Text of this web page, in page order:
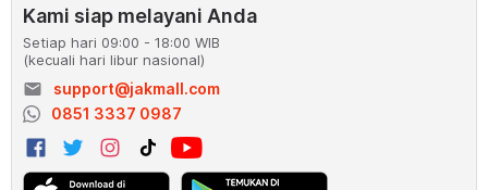
Kami siap melayani Anda
Setiap hari 09:00 - 18:00 WIB
(kecuali hari libur nasional)
email
support@jakmall.com
0851 3337 0987